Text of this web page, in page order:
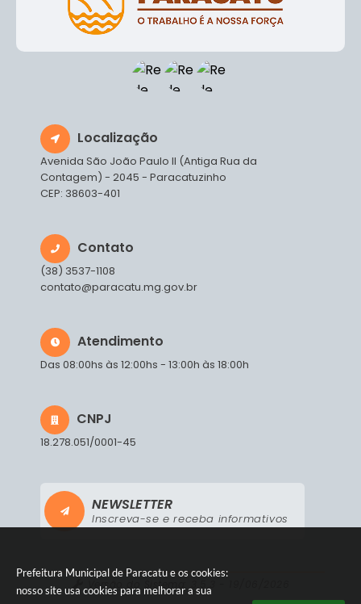
Prefeitura Municipal de Paracatu e os cookies:
nosso site usa cookies para melhorar a sua
Localização
Avenida São João Paulo II (Antiga Rua da
Contagem) - 2045 - Paracatuzinho
CEP: 38603-401
Contato
(38) 3537-1108
contato@paracatu.mg.gov.br
Atendimento
Das 08:00hs às 12:00hs - 13:00h às 18:00h
CNPJ
18.278.051/0001-45
NEWSLETTER
Inscreva-se e receba informativos
Versão do Sistema: